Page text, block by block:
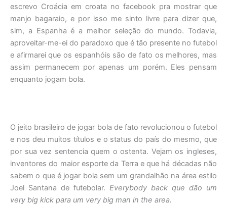
escrevo Croácia em croata no facebook pra mostrar que
manjo bagaraio, e por isso me sinto livre para dizer que,
sim, a Espanha é a melhor seleção do mundo. Todavia,
aproveitar-me-ei do paradoxo que é tão presente no futebol
e afirmarei que os espanhóis são de fato os melhores, mas
assim permanecem por apenas um porém. Eles pensam
enquanto jogam bola.
O jeito brasileiro de jogar bola de fato revolucionou o futebol
e nos deu muitos títulos e o status do país do mesmo, que
por sua vez sentencia quem o ostenta. Vejam os ingleses,
inventores do maior esporte da Terra e que há décadas não
sabem o que é jogar bola sem um grandalhão na área estilo
Joel Santana de futebolar. Everybody back que dão um
very big kick para um very big man in the area.